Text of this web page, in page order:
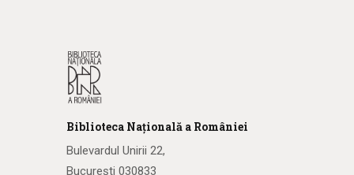
Biblioteca Națională a României
Bulevardul Unirii 22,
București 030833